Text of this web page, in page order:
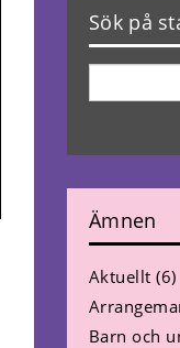
Sök på
Ämnen
Aktuellt (6)
Barn och